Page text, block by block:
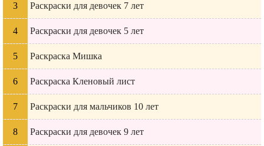
Раскраски для девочек 7 лет
Раскраски для девочек 5 лет
Раскраска Мишка
Раскраска Кленовый лист
Раскраски для мальчиков 10 лет
Раскраски для девочек 9 лет